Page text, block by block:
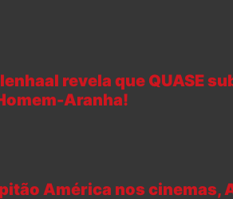
revela que QUASE
Aranha!
América nos cinemas,